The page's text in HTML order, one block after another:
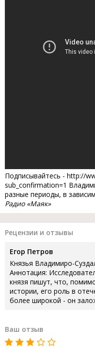
Подписывайтесь - http://
sub_confirmation=1
разные периоды, в
Радио «Маяк»
Рецензии и отзывы
Егор Петров
Князья Владимиро-
Аннотация:
князя пишут, что,
истории, его роль в
более широкой - он
Ваш отзыв